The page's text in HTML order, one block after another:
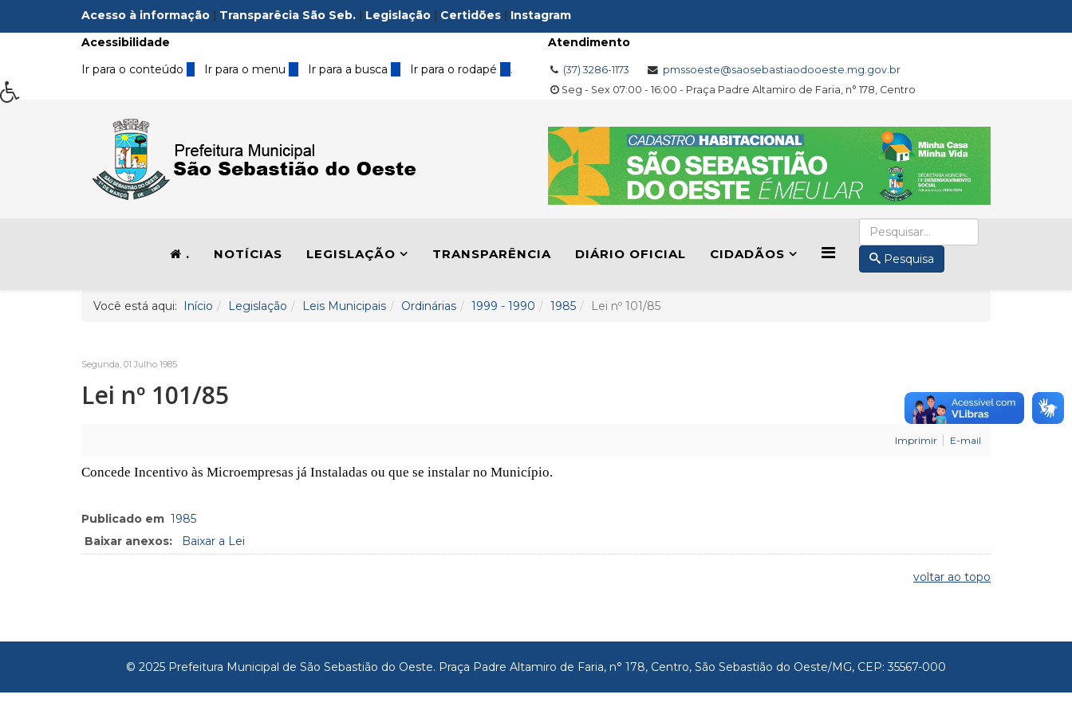
Acesso à informação | Transparêcia São Seb. | Legislação | Certidões | Instagram
Acessibilidade
Ir para o conteúdo 1 Ir para o menu 2 Ir para a busca3 Ir para o rodapé 4 .
Atendimento
(37) 3286-1173
pmssoeste@saosebastiaodooeste.mg.gov.br
Seg - Sex 07:00 - 16:00 - Praça Padre Altamiro de Faria, n° 178, Centro
. NOTÍCIAS LEGISLAÇÃO TRANSPARÊNCIA DIÁRIO OFICIAL CIDADÃOS Pesquisa
Você está aqui: Início Legislação Leis Municipais Ordinárias 1999 - 1990 1985 Lei nº 101/85
Segunda, 01 Julho 1985
Lei nº 101/85
Imprimir E-mail
Concede Incentivo às Microempresas já Instaladas ou que se instalar no Município.
Publicado em 1985
Baixar anexos:
Baixar a Lei
voltar ao topo
© 2025 Prefeitura Municipal de São Sebastião do Oeste. Praça Padre Altamiro de Faria, n° 178, Centro, São Sebastião do Oeste/MG, CEP: 35567-000